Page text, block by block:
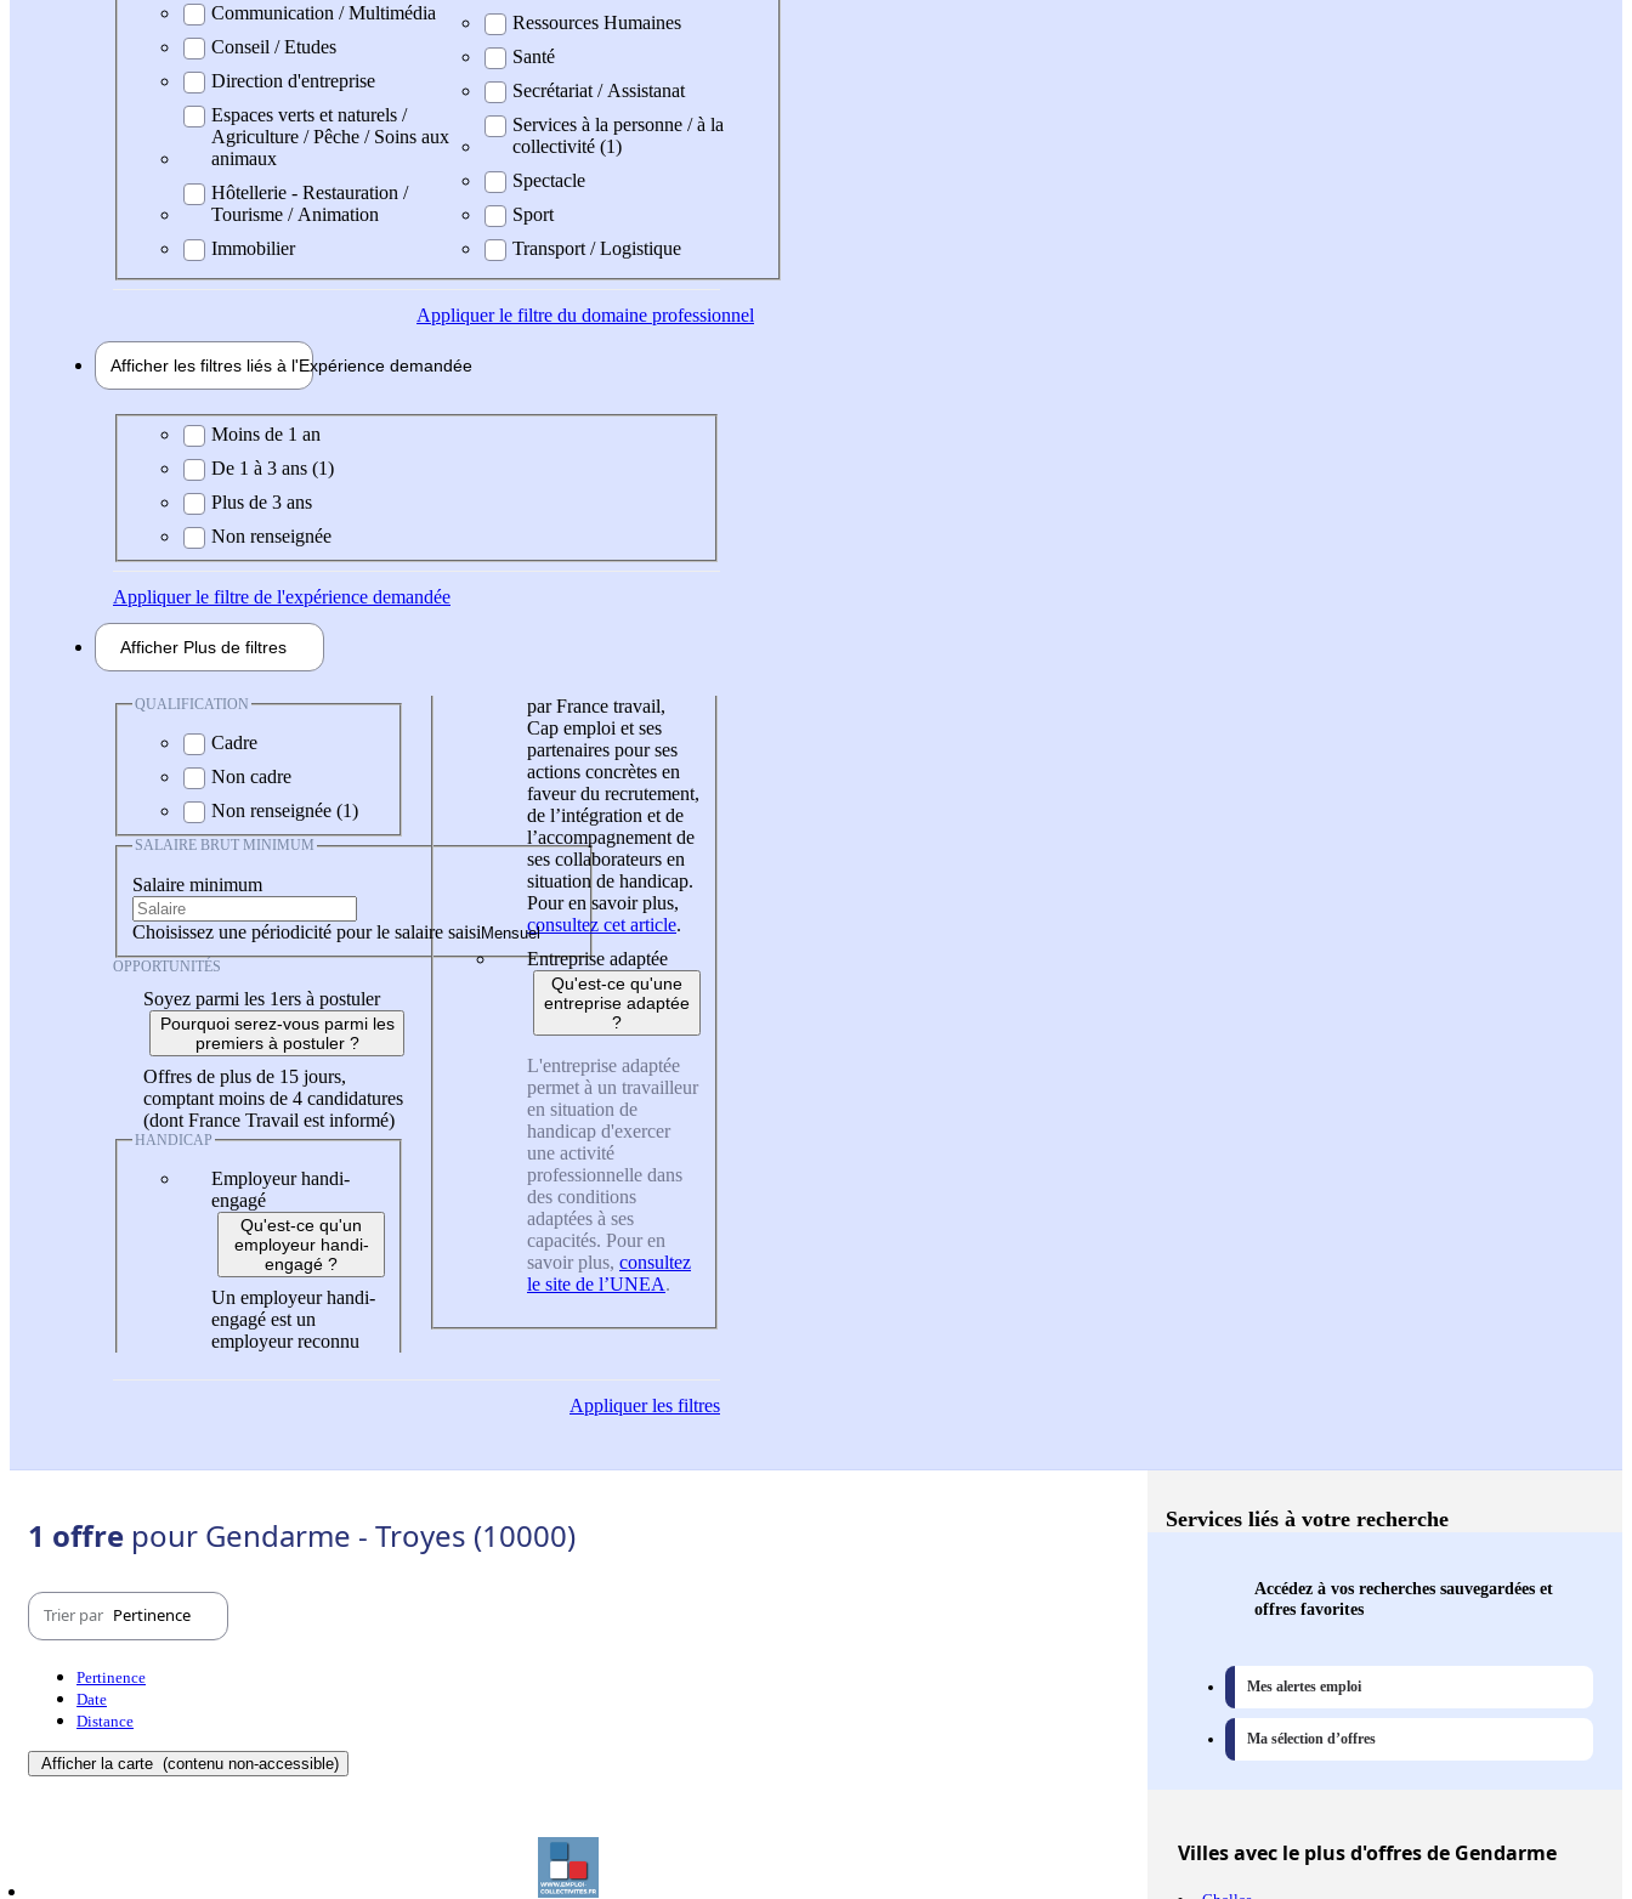
Communication / Multimédia
Conseil / Etudes
Direction d'entreprise
Espaces verts et naturels /
Agriculture / Pêche / Soins aux
animaux
Hôtellerie - Restauration /
Tourisme / Animation
Immobilier
Ressources Humaines
Santé
Secrétariat / Assistanat
Services à la personne / à la
collectivité (1)
Spectacle
Sport
Transport / Logistique
Appliquerle filtre du domaine professionnel
Afficher les filtres liés à l'Expérience demandée
Expérience demandée
Moins de 1 an
De 1 à 3 ans (1)
Plus de 3 ans
Non renseignée
Appliquerle filtre de l'expérience demandée
Afficher Plus de filtres
QUALIFICATION
Cadre
Non cadre
Non renseignée (1)
SALAIRE BRUT MINIMUM
Salaire minimum
Choisissez une périodicité pour le salaire saisi
OPPORTUNITÉS
Soyez parmi les 1ers à postuler
Pourquoi serez-vous parmi les
premiers à postuler ?
Offres de plus de 15 jours,
comptant moins de 4 candidatures
(dont France Travail est informé)
HANDICAP
Employeur handi-
engagé
Qu'est-ce qu'un
employeur handi-
engagé ?
Un employeur handi-
engagé est un
employeur reconnu
par France travail,
Cap emploi et ses
partenaires pour ses
actions concrètes en
faveur du recrutement,
de l’intégration et de
l’accompagnement de
ses collaborateurs en
situation de handicap.
Pour en savoir plus,
consultez cet article.
Entreprise adaptée
Qu'est-ce qu'une
entreprise adaptée
?
L'entreprise adaptée
permet à un travailleur
en situation de
handicap d'exercer
une activité
professionnelle dans
des conditions
adaptées à ses
capacités. Pour en
savoir plus, consultez
le site de l’UNEA.
Appliquerles filtres
1 offre pour Gendarme - Troyes (10000)
Trier par Pertinence
Pertinence
Date
Distance
Afficher la carte (contenu non-accessible)
Services liés à votre recherche
Accédez à vos recherches sauvegardées et
offres favorites
Mes alertes emploi
Ma sélection d’offres
Villesavec le plus d'offres de Gendarme